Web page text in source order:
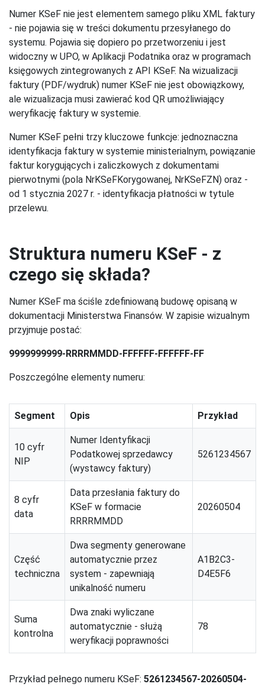
Numer KSeF nie jest elementem samego pliku XML faktury
- nie pojawia się w treści dokumentu przesyłanego do
systemu. Pojawia się dopiero po przetworzeniu i jest
widoczny w UPO, w Aplikacji Podatnika oraz w programach
księgowych zintegrowanych z API KSeF. Na wizualizacji
faktury (PDF/wydruk) numer KSeF nie jest obowiązkowy,
ale wizualizacja musi zawierać kod QR umożliwiający
weryfikację faktury w systemie.
Numer KSeF pełni trzy kluczowe funkcje: jednoznaczna
identyfikacja faktury w systemie ministerialnym, powiązanie
faktur korygujących i zaliczkowych z dokumentami
pierwotnymi (pola NrKSeFKorygowanej, NrKSeFZN) oraz -
od 1 stycznia 2027 r. - identyfikacja płatności w tytule
przelewu.
Struktura numeru KSeF - z
czego się składa?
Numer KSeF ma ściśle zdefiniowaną budowę opisaną w
dokumentacji Ministerstwa Finansów. W zapisie wizualnym
przyjmuje postać:
9999999999-RRRRMMDD-FFFFFF-FFFFFF-FF
Poszczególne elementy numeru:
Segment Opis Przykład
10 cyfr
NIP
Numer Identyfikacji
Podatkowej sprzedawcy
(wystawcy faktury)
5261234567
8 cyfr
data
Data przesłania faktury do
KSeF w formacie
RRRRMMDD
20260504
Część
techniczna
Dwa segmenty generowane
automatycznie przez
system - zapewniają
unikalność numeru
A1B2C3-
D4E5F6
Suma
kontrolna
Dwa znaki wyliczane
automatycznie - służą
weryfikacji poprawności
78
Przykład pełnego numeru KSeF: 5261234567-20260504-